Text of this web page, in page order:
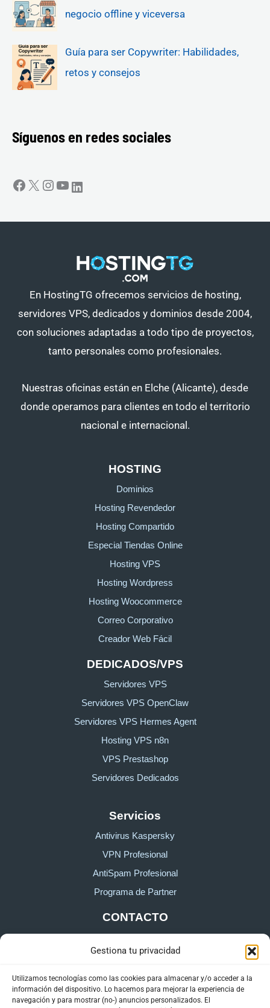
Gestiona tu privacidad
Utilizamos tecnologías como las cookies para almacenar y/o acceder a la
información del dispositivo. Lo hacemos para mejorar la experiencia de
navegación y para mostrar (no-) anuncios personalizados. El
negocio offline y viceversa
Guía para ser Copywriter: Habilidades,
retos y consejos
Síguenos en redes sociales
En HostingTG ofrecemos servicios de hosting,
servidores VPS, dedicados y dominios desde 2004,
con soluciones adaptadas a todo tipo de proyectos,
tanto personales como profesionales.
Nuestras oficinas están en Elche (Alicante), desde
donde operamos para clientes en todo el territorio
nacional e internacional.
HOSTING
Dominios
Hosting Revendedor
Hosting Compartido
Especial Tiendas Online
Hosting VPS
Hosting Wordpress
Hosting Woocommerce
Correo Corporativo
Creador Web Fácil
DEDICADOS/VPS
Servidores VPS
Servidores VPS OpenClaw
Servidores VPS Hermes Agent
Hosting VPS n8n
VPS Prestashop
Servidores Dedicados
Servicios
Antivirus Kaspersky
VPN Profesional
AntiSpam Profesional
Programa de Partner
CONTACTO
Sobre HostingTG
Formulario de contacto
Área de cliente